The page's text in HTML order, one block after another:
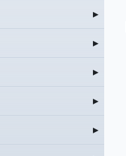
▸
▸
▸
▸
▸